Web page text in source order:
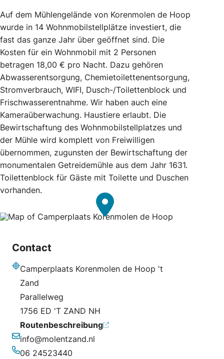
Auf dem Mühlengelände von Korenmolen de Hoop
wurde in 14 Wohnmobilstellplätze investiert, die
fast das ganze Jahr über geöffnet sind. Die
Kosten für ein Wohnmobil mit 2 Personen
betragen 18,00 € pro Nacht. Dazu gehören
Abwasserentsorgung, Chemietoilettenentsorgung,
Stromverbrauch, WIFI, Dusch-/Toilettenblock und
Frischwasserentnahme. Wir haben auch eine
Kameraüberwachung. Haustiere erlaubt. Die
Bewirtschaftung des Wohnmobilstellplatzes und
der Mühle wird komplett von Freiwilligen
übernommen, zugunsten der Bewirtschaftung der
monumentalen Getreidemühle aus dem Jahr 1631.
Toilettenblock für Gäste mit Toilette und Duschen
vorhanden.
Contact
Adresse
Camperplaats Korenmolen de Hoop 't
Zand
Parallelweg
1756 ED 'T ZAND NH
Routenbeschreibung
E-Mail-Adresse
info@molentzand.nl
06 24523440